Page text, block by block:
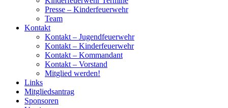
Presse – Kinderfeuerwehr
Team
Kontakt
Kontakt – Jugendfeuerwehr
Kontakt – Kinderfeuerwehr
Kontakt – Kommandant
Kontakt – Vorstand
Mitglied werden!
Links
Mitgliedsantrag
Sponsoren